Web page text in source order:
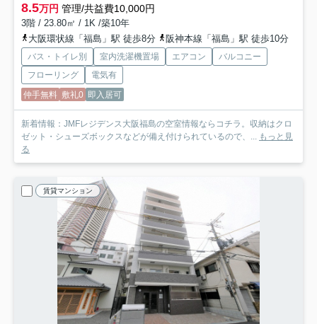
8.5万円 管理/共益費10,000円
3階 / 23.80㎡ / 1K /築10年
大阪環状線「福島」駅 徒歩8分
阪神本線「福島」駅 徒歩10分
バス・トイレ別 室内洗濯機置場 エアコン
バルコニー
フローリング
電気有
仲手無料 敷礼0 即入居可
新着情報：JMFレジデンス大阪福島の空室情報ならコチラ。収納はクロ
ゼット・シューズボックスなどが備え付けられているので、... もっと見
る
賃貸マンション